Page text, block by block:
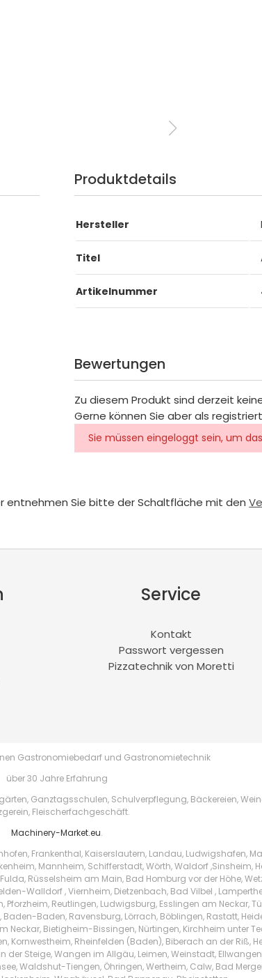
Produktdetails
Hersteller
Titel
Artikelnummer
Bewertungen
Zu diesem Produkt sind derzeit
Gerne können Sie aber als
Sie müssen eingeloggt sein, um
entnehmen Sie bitte der Schaltfläche mit den
Service
Kontakt
Passwort vergessen
Pizzatechnik von Moretti
Gastronomiebedarf und Gastronomietechnik
über 30 Jahre Erfahrung
Ganztagsschulen, Schulverpflegung, Bäckereien,
Fleischerfachgeschäft.
Machinery-Market.eu.
Frankenthal, Kaiserslautern, Landau, Ludwigshafen,
Mannheim, Schifferstadt, Wörth, Waldorf ,Sinsheim,
Rüsselsheim am Main, Bad Homburg vor der Höhe,
Walldorf , Viernheim, Dietzenbach, Bad Vilbel ,
Reutlingen, Ludwigsburg, Esslingen am Neckar,
Baden, Ravensburg, Lörrach, Böblingen, Rastatt,
Bietigheim-Bissingen, Nürtingen, Kirchheim unter
Rheinfelden (Baden), Biberach an der Riß,
Steige, Wangen im Allgäu, Leimen, Weinstadt,
Waldshut-Tiengen, Öhringen, Wertheim, Calw, Bad